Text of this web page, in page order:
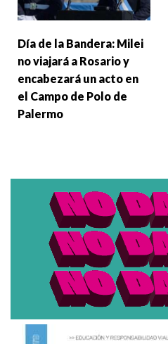
Día de la Bandera: Milei
no viajará a Rosario y
encabezará un acto en
el Campo de Polo de
Palermo